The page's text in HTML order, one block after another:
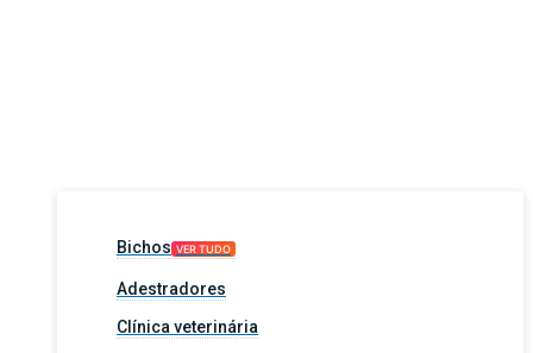
Bichos VER TUDO
Adestradores
Clínica veterinária